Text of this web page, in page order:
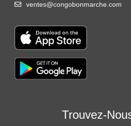
ventes@congobonmarche.com
Trouvez-